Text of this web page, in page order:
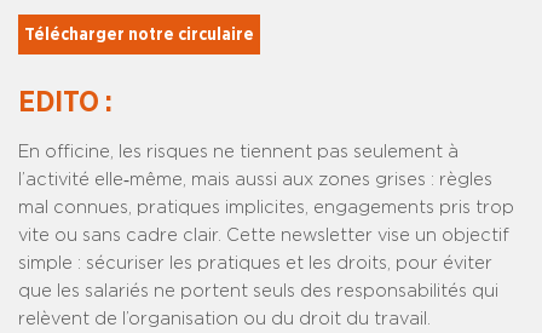
Télécharger notre circulaire
EDITO :
En officine, les risques ne tiennent pas seulement à
l’activité elle‑même, mais aussi aux zones grises : règles
mal connues, pratiques implicites, engagements pris trop
vite ou sans cadre clair. Cette newsletter vise un objectif
simple : sécuriser les pratiques et les droits, pour éviter
que les salariés ne portent seuls des responsabilités qui
relèvent de l’organisation ou du droit du travail.